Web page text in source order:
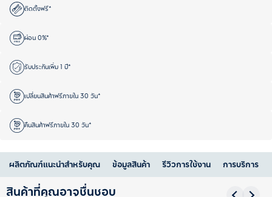
ติดตั้งฟรี*
ผ่อน 0%*
รับประกันเพิ่ม 1 ปี*
เปลี่ยนสินค้าฟรีภายใน 30 วัน*
คืนสินค้าฟรีภายใน 30 วัน*
ผลิตภัณฑ์แนะนำสำหรับคุณ ข้อมูลสินค้า รีวิวการใช้งาน การบริการ
สินค้าที่คุณอาจชื่นชอบ